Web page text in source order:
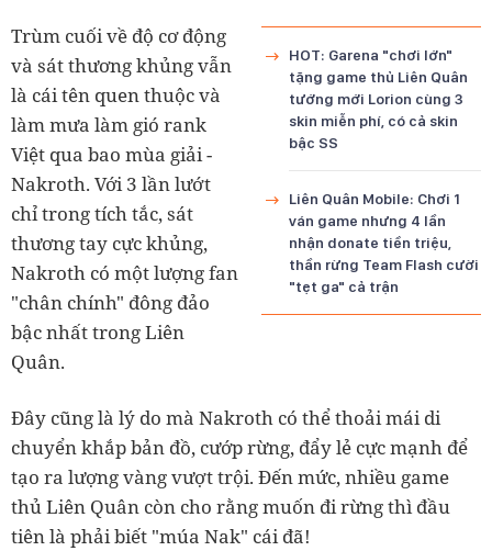
HOT: Garena "chơi lớn"
tặng game thủ Liên Quân
tướng mới Lorion cùng 3
skin miễn phí, có cả skin
bậc SS
Liên Quân Mobile: Chơi 1
ván game nhưng 4 lần
nhận donate tiền triệu,
thần rừng Team Flash cười
"tẹt ga" cả trận
Trùm cuối về độ cơ động
và sát thương khủng vẫn
là cái tên quen thuộc và
làm mưa làm gió rank
Việt qua bao mùa giải -
Nakroth. Với 3 lần lướt
chỉ trong tích tắc, sát
thương tay cực khủng,
Nakroth có một lượng fan
"chân chính" đông đảo
bậc nhất trong Liên
Quân.
Đây cũng là lý do mà Nakroth có thể thoải mái di
chuyển khắp bản đồ, cướp rừng, đẩy lẻ cực mạnh để
tạo ra lượng vàng vượt trội. Đến mức, nhiều game
thủ Liên Quân còn cho rằng muốn đi rừng thì đầu
tiên là phải biết "múa Nak" cái đã!